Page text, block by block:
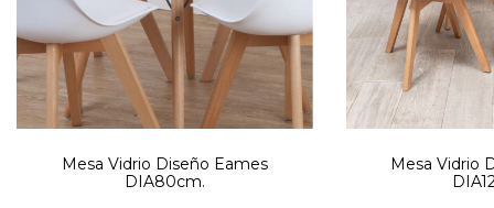
Mesa Vidrio Diseño Eames
DIA80cm.
Mesa Vidrio